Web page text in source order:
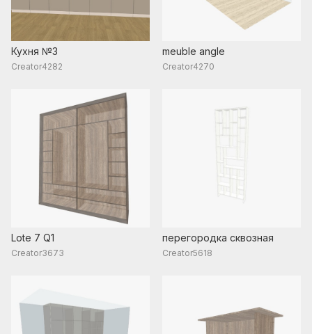
Кухня №3
Creator4282
meuble angle
Creator4270
Lote 7 Q1
Creator3673
перегородка сквозная
Creator5618